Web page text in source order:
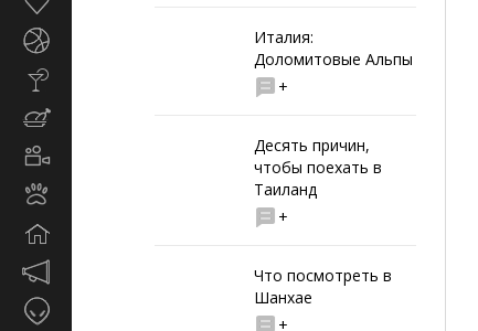
Италия:
Доломитовые Альпы
+
Десять причин,
чтобы поехать в
Таиланд
+
Что посмотреть в
Шанхае
+